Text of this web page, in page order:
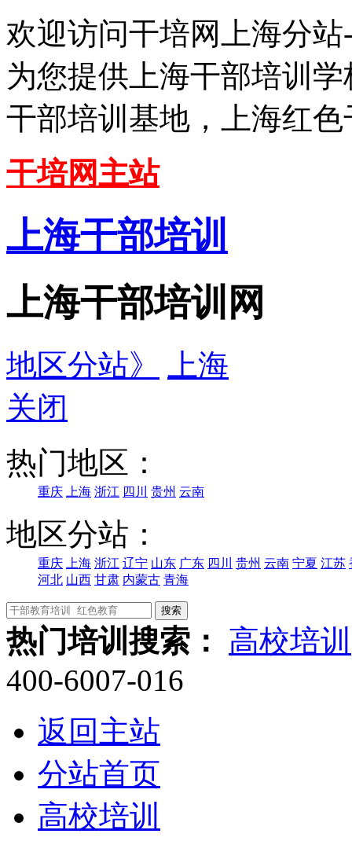
欢迎访问干培网上海分
为您提供上海干部培训
干部培训基地，上海红
干培网主站
上海干部培训
上海干部培训网
地区分站》
上海
关闭
热门地区：
重庆 上海 浙江 四川 贵州 云南
地区分站：
重庆 上海 浙江 辽宁 山东 广东 四川 贵州 云南 宁夏 江苏
河北 山西 甘肃 内蒙古 青海
热门培训搜索：
高校培训
400-6007-016
返回主站
分站首页
高校培训